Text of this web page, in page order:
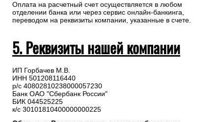
Оплата на расчетный счет осуществляется в любом
отделении банка или через сервис онлайн-банкинга,
переводом на реквизиты компании, указанные в счете.
5. Реквизиты нашей компании
ИП Горбачев М.В.
ИНН 501208116440
р/с 40802810238000057230
Банк ОАО "Сбербанк России"
БИК 044525225
к/с 30101810400000000225